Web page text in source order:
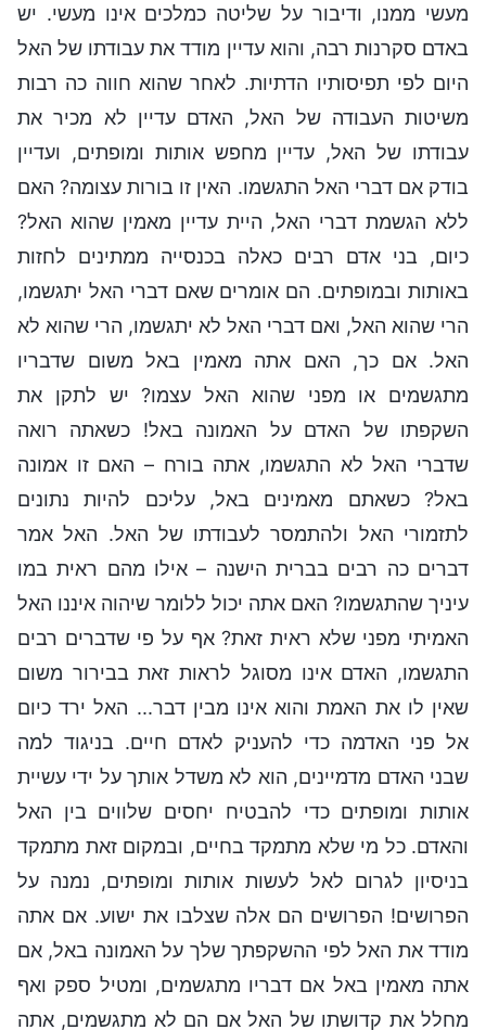
מעשי ממנו, ודיבור על שליטה כמלכים אינו מעשי. יש
באדם סקרנות רבה, והוא עדיין מודד את עבודתו של האל
היום לפי תפיסותיו הדתיות. לאחר שהוא חווה כה רבות
משיטות העבודה של האל, האדם עדיין לא מכיר את
עבודתו של האל, עדיין מחפש אותות ומופתים, ועדיין
בודק אם דברי האל התגשמו. האין זו בורות עצומה? האם
ללא הגשמת דברי האל, היית עדיין מאמין שהוא האל?
כיום, בני אדם רבים כאלה בכנסייה ממתינים לחזות
באותות ובמופתים. הם אומרים שאם דברי האל יתגשמו,
הרי שהוא האל, ואם דברי האל לא יתגשמו, הרי שהוא לא
האל. אם כך, האם אתה מאמין באל משום שדבריו
מתגשמים או מפני שהוא האל עצמו? יש לתקן את
השקפתו של האדם על האמונה באל! כשאתה רואה
שדברי האל לא התגשמו, אתה בורח – האם זו אמונה
באל? כשאתם מאמינים באל, עליכם להיות נתונים
לתזמורי האל ולהתמסר לעבודתו של האל. האל אמר
דברים כה רבים בברית הישנה – אילו מהם ראית במו
עיניך שהתגשמו? האם אתה יכול ללומר שיהוה איננו האל
האמיתי מפני שלא ראית זאת? אף על פי שדברים רבים
התגשמו, האדם אינו מסוגל לראות זאת בבירור משום
שאין לו את האמת והוא אינו מבין דבר... האל ירד כיום
אל פני האדמה כדי להעניק לאדם חיים. בניגוד למה
שבני האדם מדמיינים, הוא לא משדל אותך על ידי עשיית
אותות ומופתים כדי להבטיח יחסים שלווים בין האל
והאדם. כל מי שלא מתמקד בחיים, ובמקום זאת מתמקד
בניסיון לגרום לאל לעשות אותות ומופתים, נמנה על
הפרושים! הפרושים הם אלה שצלבו את ישוע. אם אתה
מודד את האל לפי ההשקפתך שלך על האמונה באל, אם
אתה מאמין באל אם דבריו מתגשמים, ומטיל ספק ואף
מחלל את קדושתו של האל אם הם לא מתגשמים, אתה